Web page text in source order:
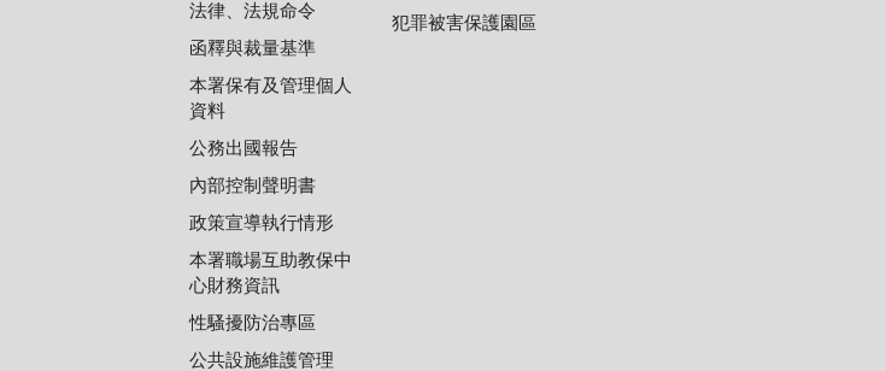
法律、法規命令
函釋與裁量基準
本署保有及管理個人
資料
公務出國報告
內部控制聲明書
政策宣導執行情形
本署職場互助教保中
心財務資訊
性騷擾防治專區
公共設施維護管理
犯罪被害保護園區